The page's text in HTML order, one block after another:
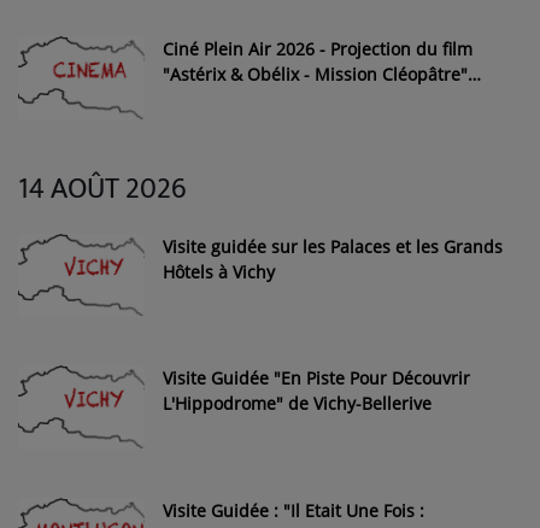
Ciné Plein Air 2026 - Projection du film
"Astérix & Obélix - Mission Cléopâtre"
14 AOÛT 2026
Visite guidée sur les Palaces et les Grands
Hôtels à Vichy
Visite Guidée "En Piste Pour Découvrir
L'Hippodrome" de Vichy-Bellerive
Visite Guidée : "Il Etait Une Fois :